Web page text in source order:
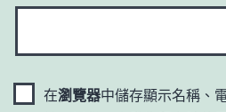
在瀏覽器中儲存顯示名稱、